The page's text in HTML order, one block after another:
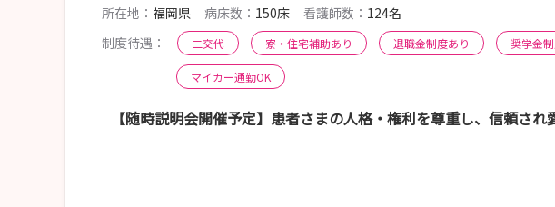
所在地： 福岡県 病床数： 150床 看護師数： 124名
制度待遇：
二交代 寮・住宅補助あり 退職金制度あり 奨学金
マイカー通勤OK
【随時説明会開催予定】患者さまの人格・権利を尊重し、信頼され